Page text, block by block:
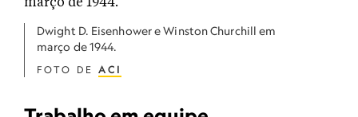
Dwight D. Eisenhower e Winston Churchill em
março de 1944.
FOTO DE ACI